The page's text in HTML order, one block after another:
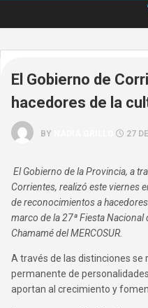
El Gobierno de
hacedores de la
BY 27
El Gobierno de la Provincia, a
Corrientes, realizó este viernes
de reconocimientos a
marco de la 27ª Fiesta Nacional
Chamamé del MERCOSUR.
A través de las distinciones se
permanente de
aportan al crecimiento y